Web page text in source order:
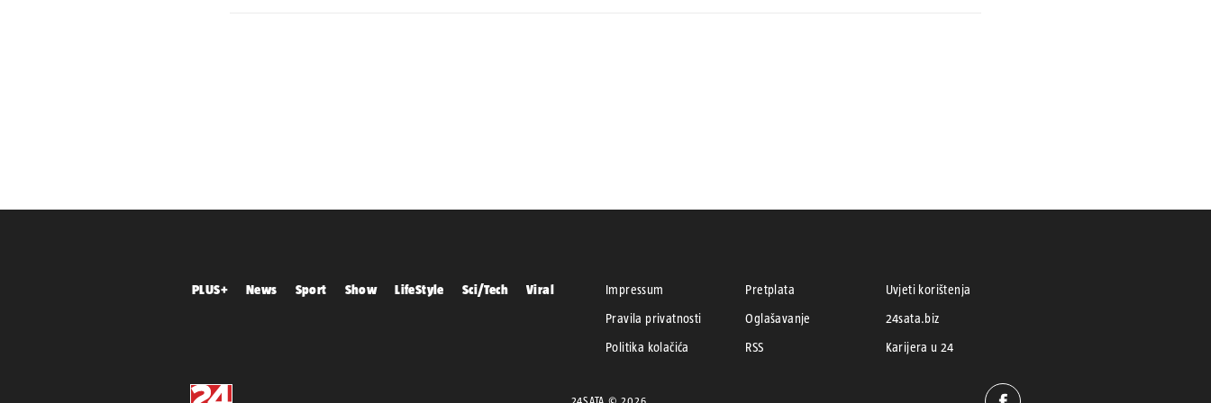
PLUS+ News Sport Show LifeStyle Sci/Tech Viral Impressum Pretplata
Uvjeti korištenja
Pravila privatnosti
Oglašavanje
24sata.biz
Politika kolačića
RSS Karijera u 24